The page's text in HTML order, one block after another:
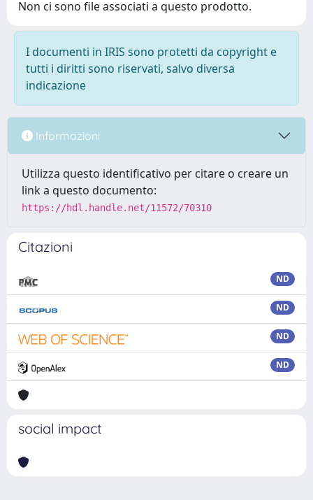
Non ci sono file associati a questo prodotto.
I documenti in IRIS sono protetti da copyright e
tutti i diritti sono riservati, salvo diversa
indicazione
Informazioni
Utilizza questo identificativo per citare o creare un
link a questo documento:
https://hdl.handle.net/11572/70310
Citazioni
ND
ND
ND
ND
social impact